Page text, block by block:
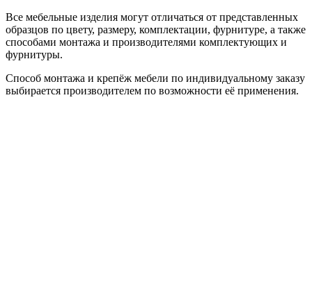
Все мебельные изделия могут отличаться от представленных
образцов по цвету, размеру, комплектации, фурнитуре, а также
способами монтажа и производителями комплектующих и
фурнитуры.
Способ монтажа и крепёж мебели по индивидуальному заказу
выбирается производителем по возможности её применения.